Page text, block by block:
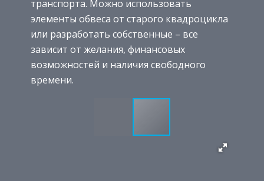
транспорта. Можно использовать
элементы обвеса от старого квадроцикла
или разработать собственные – все
зависит от желания, финансовых
возможностей и наличия свободного
времени.